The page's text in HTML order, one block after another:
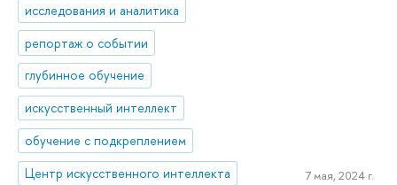
исследования и аналитика
репортаж о событии
глубинное обучение
искусственный интеллект
обучение с подкреплением
Центр искусственного интеллекта
7 мая, 2024 г.